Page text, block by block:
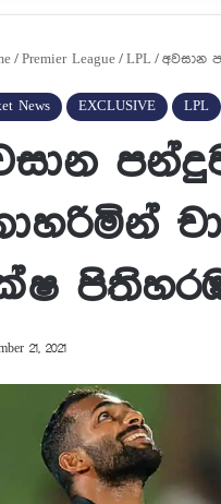
/ Premier League / LPL / අවසාන
News EXCLUSIVE LPL
21, 2021